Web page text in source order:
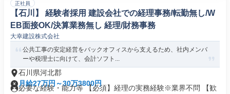
正社員
【石川】 経験者採用 建設会社での経理事務/転勤無し/W
EB面接OK/決算業務無し 経理/財務事務
大幸建設株式会社
公共工事の安定経営をバックオフィスから支えるため、社内メンバ
ーや税理士に向けて、会計ソフト...
石川県河北郡
月給27万円～30万3800円
必要な経験・能力等 【必須】経理の実務経験※業界不問 【歓